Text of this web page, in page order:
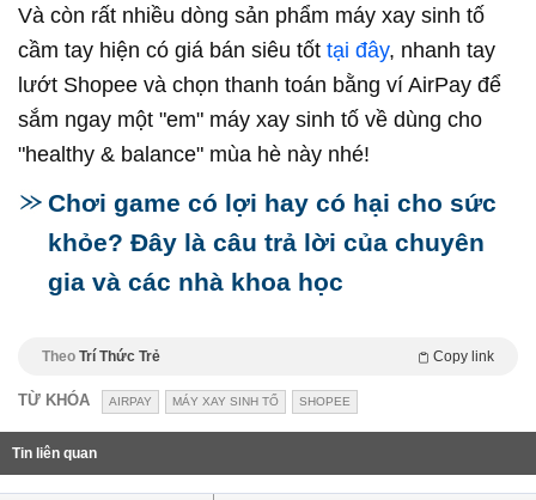
Và còn rất nhiều dòng sản phẩm máy xay sinh tố
cầm tay hiện có giá bán siêu tốt tại đây, nhanh tay
lướt Shopee và chọn thanh toán bằng ví AirPay để
sắm ngay một "em" máy xay sinh tố về dùng cho
"healthy & balance" mùa hè này nhé!
Chơi game có lợi hay có hại cho sức
khỏe? Đây là câu trả lời của chuyên
gia và các nhà khoa học
Theo Trí Thức Trẻ Copy link
TỪ KHÓA AIRPAY MÁY XAY SINH TỐ SHOPEE
Tin liên quan